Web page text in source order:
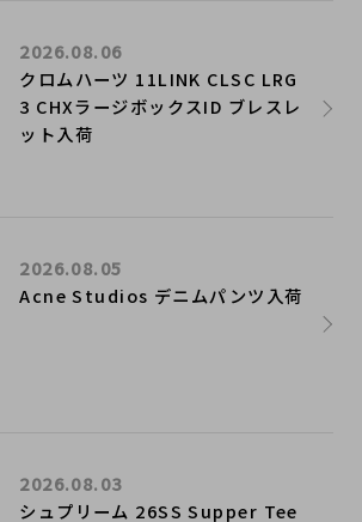
クロムハーツ 11LINK CLSC LRG
3 CHXラージボックスID ブレスレ
ット入荷
2026.08.06
Acne Studios デニムパンツ入荷
2026.08.05
シュプリーム 26SS Supper Tee
2026.08.03